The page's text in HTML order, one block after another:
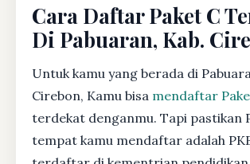
Cara Daftar Paket C
Di Pabuaran, Kab.
Untuk kamu yang berada di
Cirebon, Kamu bisa mendaftar
terdekat denganmu. Tapi pastikan
tempat kamu mendaftar adalah